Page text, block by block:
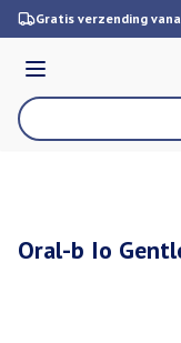
Ga naar de inhoud
Gratis verzending
Menu
Product, merk,
Oral-b Io